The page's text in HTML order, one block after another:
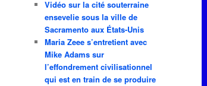
Vidéo sur la cité souterraine
ensevelie sous la ville de
Sacramento aux États-Unis
Maria Zeee s’entretient avec
Mike Adams sur
l’effondrement civilisationnel
qui est en train de se produire